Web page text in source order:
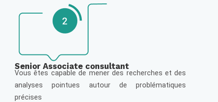
Senior Associate consultant
Vous êtes capable de mener des recherches et des
analyses pointues autour de problématiques
précises